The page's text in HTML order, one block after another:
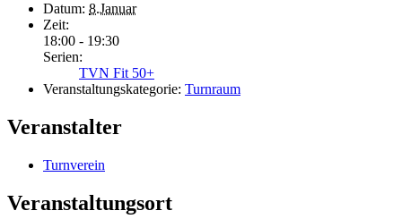
Datum: 8.Januar
Zeit:
18:00 - 19:30
Serien:
TVN Fit 50+
Veranstaltungskategorie: Turnraum
Veranstalter
Turnverein
Veranstaltungsort